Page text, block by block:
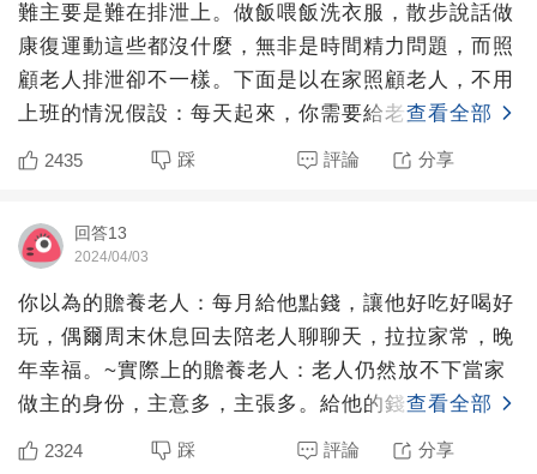
難主要是難在排泄上。做飯喂飯洗衣服，散步說話做
康復運動這些都沒什麼，無非是時間精力問題，而照
顧老人排泄卻不一樣。下面是以在家照顧老人，不用
上班的情況假設：每天起來，你需要給老人換下紙尿
褲，忍著尿騷味將
查看全部
2435 踩 評論 分享
回答13
2024/04/03
你以為的贍養老人：每月給他點錢，讓他好吃好喝好
玩，偶爾周末休息回去陪老人聊聊天，拉拉家常，晚
年幸福。~實際上的贍養老人：老人仍然放不下當家
做主的身份，主意多，主張多。給他的錢，該吃的不
吃，該花的不花，
查看全部
2324 踩 評論 分享